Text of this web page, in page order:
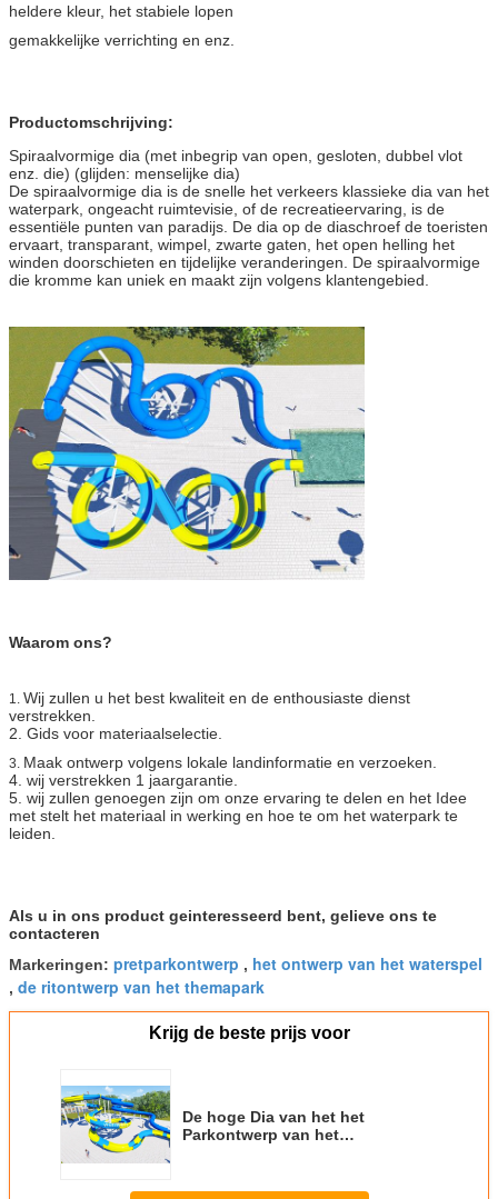
heldere kleur, het stabiele lopen
gemakkelijke verrichting en enz.
Productomschrijving:
Spiraalvormige dia (met inbegrip van open, gesloten, dubbel vlot
enz. die) (glijden: menselijke dia)
De spiraalvormige dia is de snelle het verkeers klassieke dia van het
waterpark, ongeacht ruimtevisie, of de recreatieervaring, is de
essentiële punten van paradijs. De dia op de diaschroef de toeristen
ervaart, transparant, wimpel, zwarte gaten, het open helling het
winden doorschieten en tijdelijke veranderingen. De spiraalvormige
die kromme kan uniek en maakt zijn volgens klantengebied.
Waarom ons?
1. Wij zullen u het best kwaliteit en de enthousiaste dienst
verstrekken.
2. Gids voor materiaalselectie.
3. Maak ontwerp volgens lokale landinformatie en verzoeken.
4. wij verstrekken 1 jaargarantie.
5. wij zullen genoegen zijn om onze ervaring te delen en het Idee
met stelt het materiaal in werking en hoe te om het waterpark te
leiden.
Als u in ons product geinteresseerd bent, gelieve ons te
contacteren
Markeringen: pretparkontwerp , het ontwerp van het waterspel
, de ritontwerp van het themapark
Krijg de beste prijs voor
De hoge Dia van het het
Parkontwerp van het